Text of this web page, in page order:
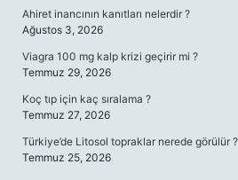
Ahiret inancının kanıtları nelerdir ?
Ağustos 3, 2026
Viagra 100 mg kalp krizi geçirir mi ?
Temmuz 29, 2026
Koç tıp için kaç sıralama ?
Temmuz 27, 2026
Türkiye’de Litosol topraklar nerede görülür ?
Temmuz 25, 2026